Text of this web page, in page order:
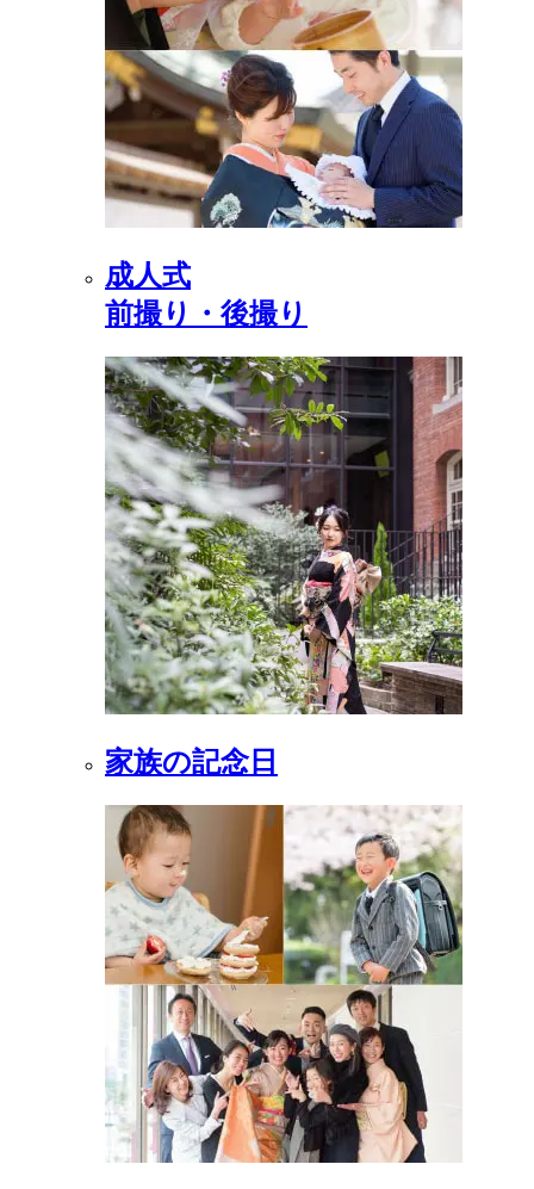
成人式
前撮り・後撮り
家族の記念日